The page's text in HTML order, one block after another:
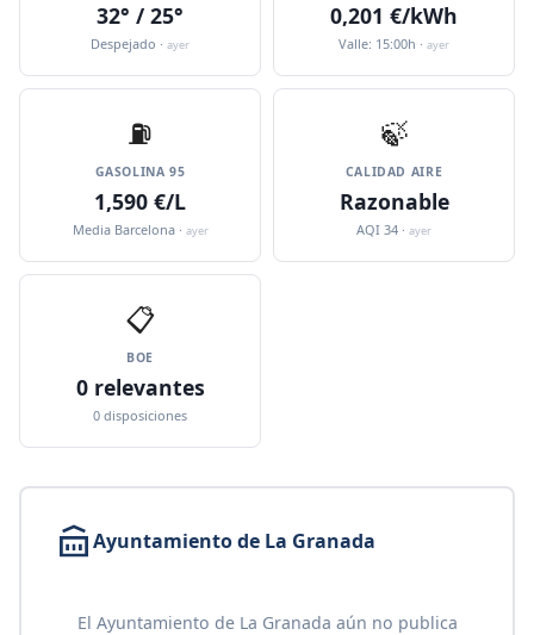
32° / 25°
Despejado · ayer
0,201 €/kWh
Valle: 15:00h · ayer
⛽️
GASOLINA 95
1,590 €/L
Media Barcelona · ayer
🍃
CALIDAD AIRE
Razonable
AQI 34 · ayer
📋
BOE
0 relevantes
0 disposiciones
Ayuntamiento de La Granada
El Ayuntamiento de La Granada aún no publica